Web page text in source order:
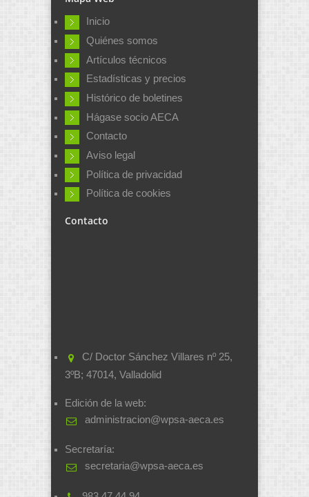
Inicio
Quiénes somos
Artículos técnicos
Estadísticas y precios
Histórico de boletines
Hágase socio AECA
Contacto
Aviso legal
Política de privacidad
Política de cookies
Contacto
C/ Doctor Sánchez Villares nº 25,
3ºB; 47014, Valladolid
Edición de la web:
administracion@wpsa-aeca.es
Secretaría:
secretaria@wpsa-aeca.es